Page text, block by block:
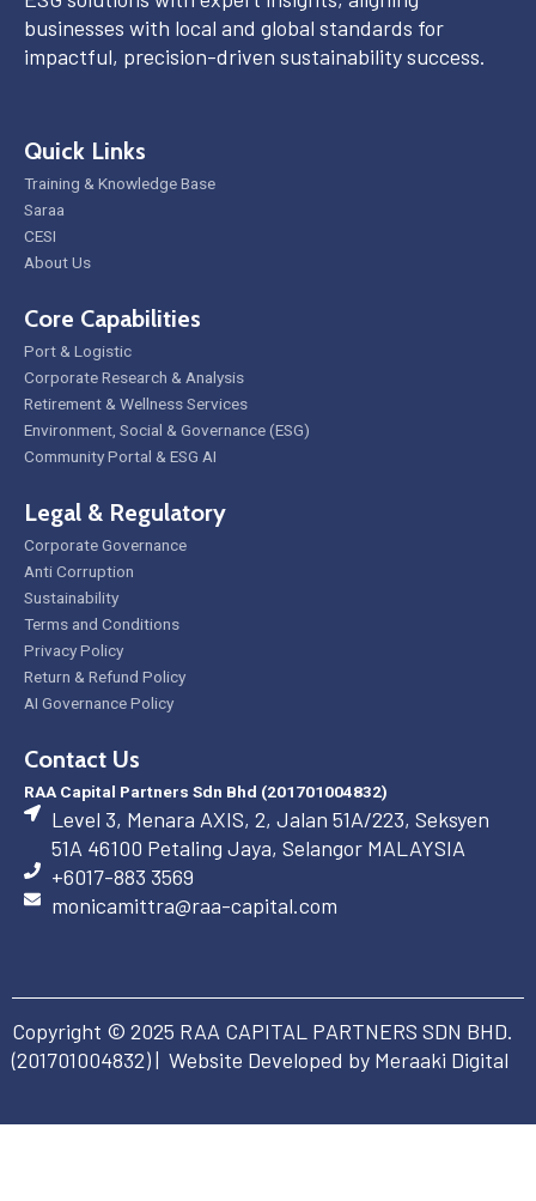
businesses with local and global standards for
impactful, precision-driven sustainability success.
Quick Links
Training & Knowledge Base
Saraa
CESI
About Us
Core Capabilities
Port & Logistic
Corporate Research & Analysis
Retirement & Wellness Services
Environment, Social & Governance (ESG)
Community Portal & ESG AI
Legal & Regulatory
Corporate Governance
Anti Corruption
Sustainability
Terms and Conditions
Privacy Policy
Return & Refund Policy
AI Governance Policy
Contact Us
RAA Capital Partners Sdn Bhd (201701004832)
Level 3, Menara AXIS, 2, Jalan 51A/223, Seksyen
51A 46100 Petaling Jaya, Selangor MALAYSIA
+6017-883 3569
monicamittra@raa-capital.com
Copyright © 2025 RAA CAPITAL PARTNERS SDN BHD.
(201701004832) | Website Developed by Meraaki Digital